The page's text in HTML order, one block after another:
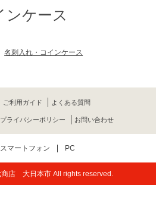
ンケース
名刺入れ・コインケース
ご利用ガイド よくある質問
プライバシーポリシー お問い合わせ
スマートフォン PC
店 大日本市 All rights reserved.